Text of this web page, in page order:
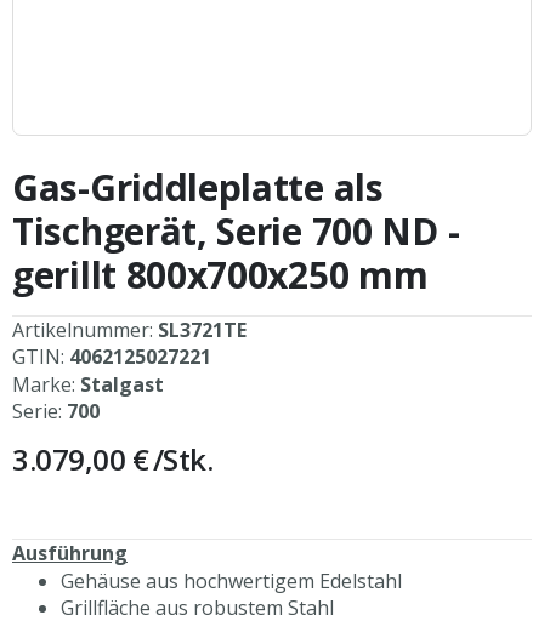
Anfang
der
Bildergalerie
springen
Gas-Griddleplatte als
Tischgerät, Serie 700 ND -
gerillt 800x700x250 mm
Artikelnummer: SL3721TE
GTIN: 4062125027221
Marke: Stalgast
Serie: 700
3.079,00 €/Stk.
Ausführung
Gehäuse aus hochwertigem Edelstahl
Grillfläche aus robustem Stahl